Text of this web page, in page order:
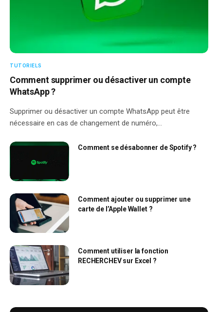
TUTORIELS
Comment supprimer ou désactiver un compte
WhatsApp ?
Supprimer ou désactiver un compte WhatsApp peut être
nécessaire en cas de changement de numéro,…
Comment se désabonner de Spotify ?
Comment ajouter ou supprimer une
carte de l’Apple Wallet ?
Comment utiliser la fonction
RECHERCHEV sur Excel ?